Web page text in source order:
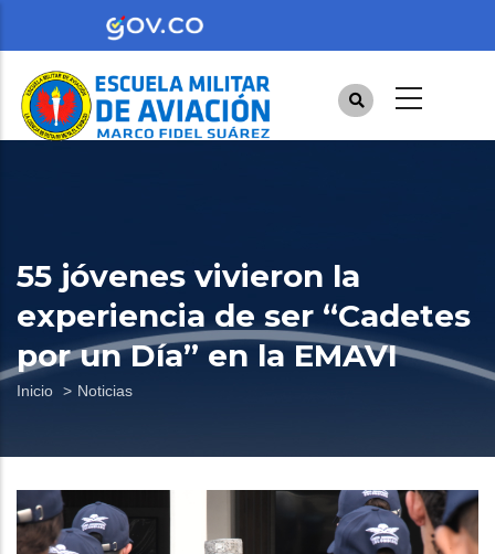
contenido
principal
55 jóvenes vivieron la
experiencia de ser “Cadetes
por un Día” en la EMAVI
Sobrescribir
de
ayuda
a
Inicio Noticias